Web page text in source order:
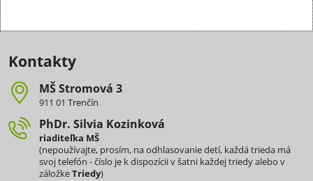
Kontakty
MŠ Stromová 3
911 01 Trenčín
PhDr​. Silvia Kozinková
riaditeľka MŠ
(nepoužívajte, prosím, na odhlasovanie detí, každá trieda má
svoj telefón - číslo je k dispozícii v šatni každej triedy alebo v
záložkeTriedy)